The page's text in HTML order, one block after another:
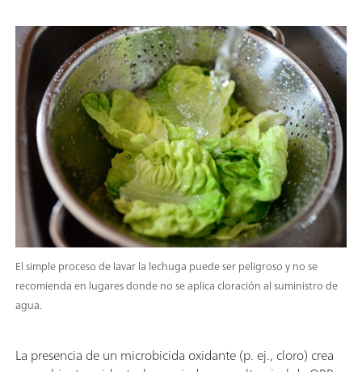
El simple proceso de lavar la lechuga puede ser peligroso y no se
recomienda en lugares donde no se aplica cloración al suministro de
agua.
La presencia de un microbicida oxidante (p. ej., cloro) crea